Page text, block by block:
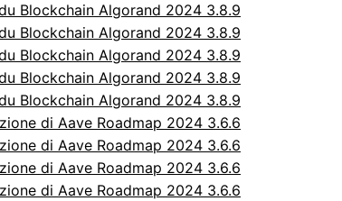
Blockchain Algorand 2024 3.8.9
Blockchain Algorand 2024 3.8.9
Blockchain Algorand 2024 3.8.9
Blockchain Algorand 2024 3.8.9
Blockchain Algorand 2024 3.8.9
di Aave Roadmap 2024 3.6.6
di Aave Roadmap 2024 3.6.6
di Aave Roadmap 2024 3.6.6
di Aave Roadmap 2024 3.6.6